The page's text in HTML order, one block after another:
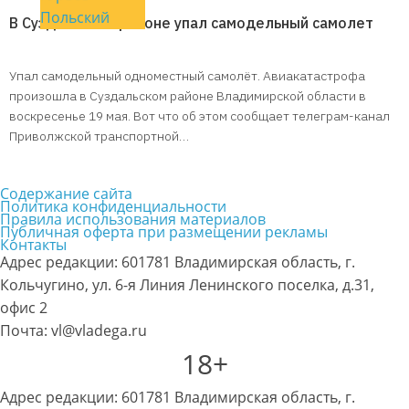
Польский
В Суздальском районе упал самодельный самолет
Упал самодельный одноместный самолёт. Авиакатастрофа
произошла в Суздальском районе Владимирской области в
воскресенье 19 мая. Вот что об этом сообщает телеграм-канал
Приволжской транспортной…
Содержание сайта
Политика конфиденциальности
Правила использования материалов
Публичная оферта при размещении рекламы
Контакты
Адрес редакции: 601781 Владимирская область, г.
Кольчугино, ул. 6-я Линия Ленинского поселка, д.31,
офис 2
Почта: vl@vladega.ru
18+
Адрес редакции: 601781 Владимирская область, г.